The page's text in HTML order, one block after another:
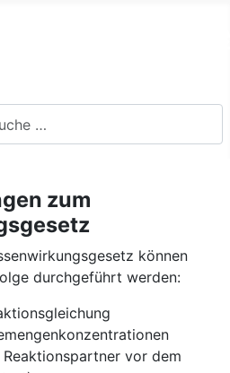
zum
können
durchgeführt werden:
vor dem